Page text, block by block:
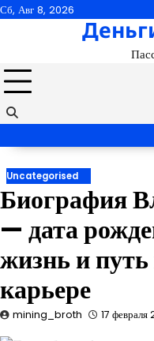
Перейти
Сб, Авг 8, 2026
Uncategorised
Биография
— дата
жизнь и
карьере
mining_broth 17 февраля